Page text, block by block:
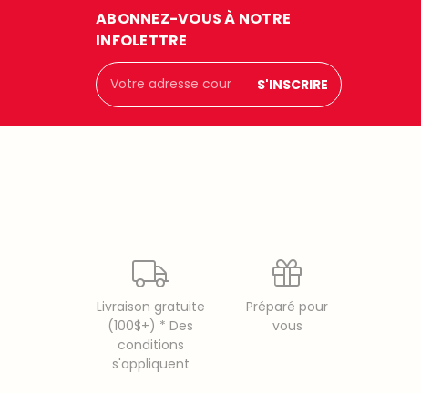
ABONNEZ-VOUS À NOTRE
INFOLETTRE
Adresse
courriel
Livraison gratuite
(100$+) * Des
conditions
s'appliquent
Préparé pour
vous